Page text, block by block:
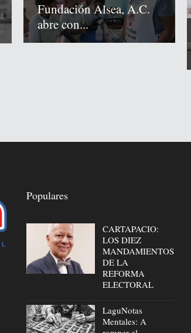
Fundación Alsea, A.C.
abre con...
Populares
CARTAPACIO:
LOS DIEZ
MANDAMIENTOS
DE LA
REFORMA
ELECTORAL
LaguNotas
Mentales: A